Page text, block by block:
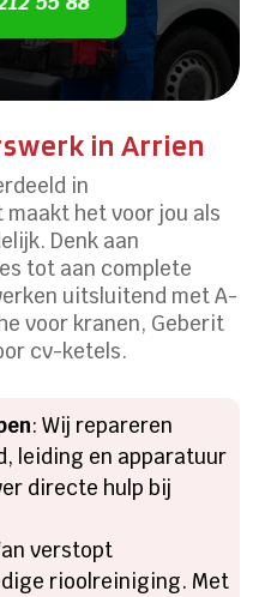
in Arrien
in
het voor jou als
Denk aan
tot aan complete
uitsluitend met A-
voor kranen, Geberit
cv-ketels.
: Wij repareren
leiding en apparatuur
directe hulp bij
verstopt
rioolreiniging. Met